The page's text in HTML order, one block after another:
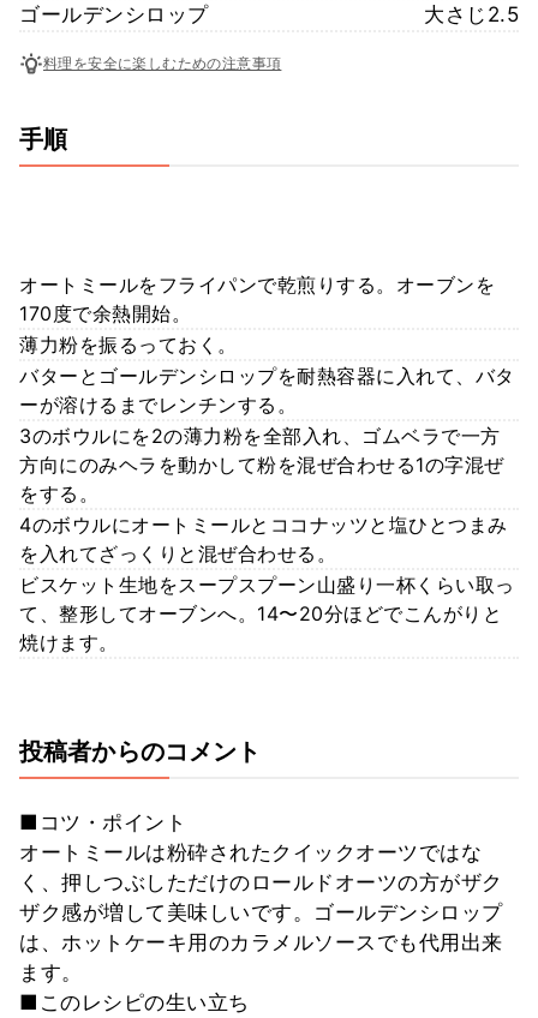
ゴールデンシロップ
大さじ2.5
料理を安全に楽しむための注意事項
手順
オートミールをフライパンで乾煎りする。オーブンを
170度で余熱開始。
薄力粉を振るっておく。
バターとゴールデンシロップを耐熱容器に入れて、バタ
ーが溶けるまでレンチンする。
3のボウルにを2の薄力粉を全部入れ、ゴムベラで一方
方向にのみヘラを動かして粉を混ぜ合わせる1の字混ぜ
をする。
4のボウルにオートミールとココナッツと塩ひとつまみ
を入れてざっくりと混ぜ合わせる。
ビスケット生地をスープスプーン山盛り一杯くらい取っ
て、整形してオーブンへ。14〜20分ほどでこんがりと
焼けます。
投稿者からのコメント
■コツ・ポイント
オートミールは粉砕されたクイックオーツではな
く、押しつぶしただけのロールドオーツの方がザク
ザク感が増して美味しいです。ゴールデンシロップ
は、ホットケーキ用のカラメルソースでも代用出来
ます。
■このレシピの生い立ち